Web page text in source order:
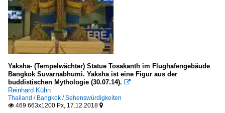
Yaksha- (Tempelwächter) Statue Tosakanth im Flughafengebäude
Bangkok Suvarnabhumi. Yaksha ist eine Figur aus der
buddistischen Mythologie (30.07.14). 
Reinhard Kühn
Thailand / Bangkok / Sehenswürdigkeiten
 469 663x1200 Px, 17.12.2018 